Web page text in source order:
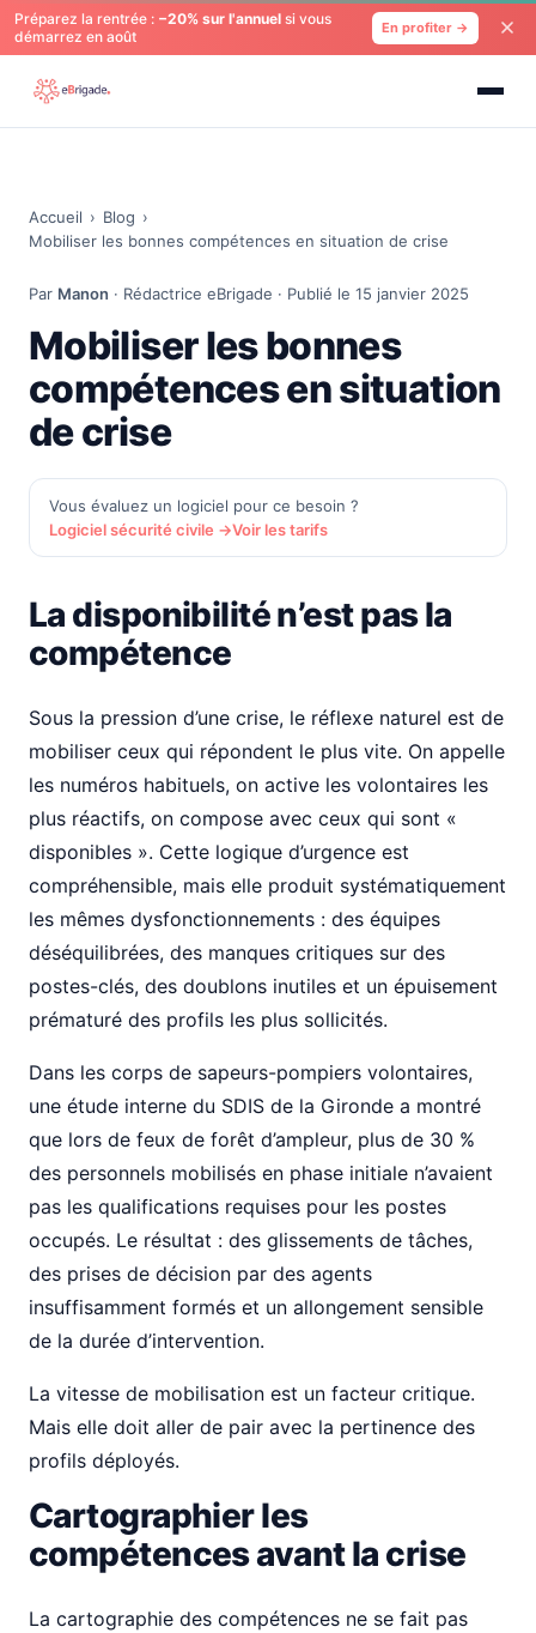
Préparez la rentrée : −20% sur l'annuel si vous
démarrez en août
En profiter →
Accueil › Blog ›
Mobiliser les bonnes compétences en situation de crise
Par Manon · Rédactrice eBrigade · Publié le 15 janvier 2025
Mobiliser les bonnes
compétences en situation
de crise
Vous évaluez un logiciel pour ce besoin ?
Logiciel sécurité civile →Voir les tarifs
La disponibilité n’est pas la
compétence
Sous la pression d’une crise, le réflexe naturel est de
mobiliser ceux qui répondent le plus vite. On appelle
les numéros habituels, on active les volontaires les
plus réactifs, on compose avec ceux qui sont «
disponibles ». Cette logique d’urgence est
compréhensible, mais elle produit systématiquement
les mêmes dysfonctionnements : des équipes
déséquilibrées, des manques critiques sur des
postes-clés, des doublons inutiles et un épuisement
prématuré des profils les plus sollicités.
Dans les corps de sapeurs-pompiers volontaires,
une étude interne du SDIS de la Gironde a montré
que lors de feux de forêt d’ampleur, plus de 30 %
des personnels mobilisés en phase initiale n’avaient
pas les qualifications requises pour les postes
occupés. Le résultat : des glissements de tâches,
des prises de décision par des agents
insuffisamment formés et un allongement sensible
de la durée d’intervention.
La vitesse de mobilisation est un facteur critique.
Mais elle doit aller de pair avec la pertinence des
profils déployés.
Cartographier les
compétences avant la crise
La cartographie des compétences ne se fait pas